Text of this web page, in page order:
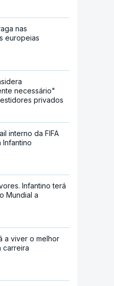
nas
europeias
necessário"
privados
interno da FIFA
Infantino
Infantino terá
Mundial a
a viver o melhor
carreira